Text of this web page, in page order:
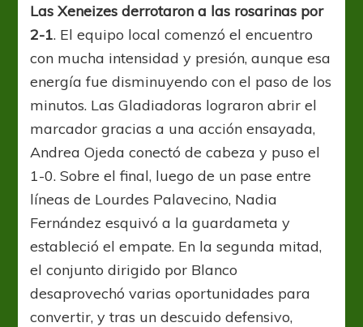
his”T”órica
Las Xeneizes derrotaron a las rosarinas por
2-1. El equipo local comenzó el encuentro
con mucha intensidad y presión, aunque esa
energía fue disminuyendo con el paso de los
minutos. Las Gladiadoras lograron abrir el
marcador gracias a una acción ensayada,
Andrea Ojeda conectó de cabeza y puso el
1-0. Sobre el final, luego de un pase entre
líneas de Lourdes Palavecino, Nadia
Fernández esquivó a la guardameta y
estableció el empate. En la segunda mitad,
el conjunto dirigido por Blanco
desaprovechó varias oportunidades para
convertir, y tras un descuido defensivo,